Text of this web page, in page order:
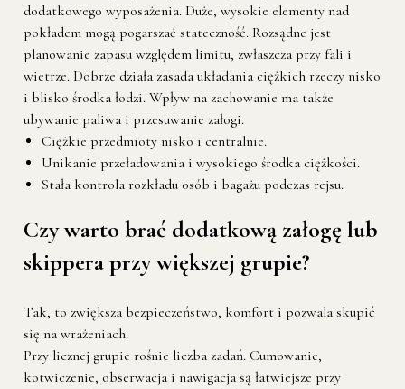
dodatkowego wyposażenia. Duże, wysokie elementy nad
pokładem mogą pogarszać stateczność. Rozsądne jest
planowanie zapasu względem limitu, zwłaszcza przy fali i
wietrze. Dobrze działa zasada układania ciężkich rzeczy nisko
i blisko środka łodzi. Wpływ na zachowanie ma także
ubywanie paliwa i przesuwanie załogi.
Ciężkie przedmioty nisko i centralnie.
Unikanie przeładowania i wysokiego środka ciężkości.
Stała kontrola rozkładu osób i bagażu podczas rejsu.
Czy warto brać dodatkową załogę lub
skippera przy większej grupie?
Tak, to zwiększa bezpieczeństwo, komfort i pozwala skupić
się na wrażeniach.
Przy licznej grupie rośnie liczba zadań. Cumowanie,
kotwiczenie, obserwacja i nawigacja są łatwiejsze przy